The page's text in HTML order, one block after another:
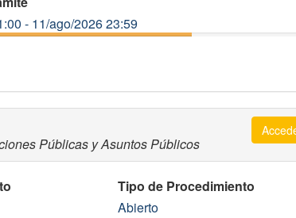
- 11/ago/2026 23:59
Públicas y Asuntos Públicos
Tipo de Procedimiento
Abierto